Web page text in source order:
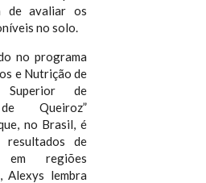
de avaliar os
no solo.
no programa
e Nutrição de
de
Queiroz”
no Brasil, é
resultados de
em regiões
Alexys lembra